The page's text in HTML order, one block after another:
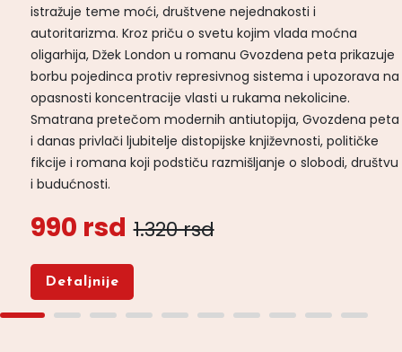
istražuje teme moći, društvene nejednakosti i
autoritarizma. Kroz priču o svetu kojim vlada moćna
oligarhija, Džek London u romanu Gvozdena peta prikazuje
borbu pojedinca protiv represivnog sistema i upozorava na
opasnosti koncentracije vlasti u rukama nekolicine.
Smatrana pretečom modernih antiutopija, Gvozdena peta
i danas privlači ljubitelje distopijske književnosti, političke
fikcije i romana koji podstiču razmišljanje o slobodi, društvu
i budućnosti.
990 rsd 1.320 rsd
Detaljnije